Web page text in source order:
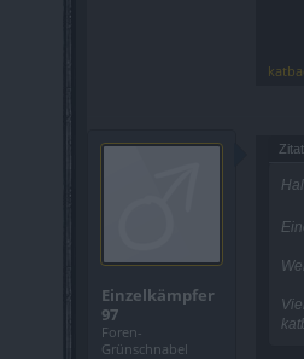
Einzelkämpfer
97
Foren-
Grünschnabel